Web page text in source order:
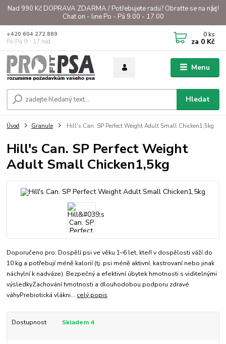
Nad 990 Kč DOPRAVA ZDARMA / Potřebujete radu? Obraťte se na nás!
Chat on - line Po - Pá 9.00 - 17.00
Menu
Hledat
+420 604 272 889
Po-Pá 9 - 17 hod.
0 ks
za 0 Kč
Úvod Granule Hill's Can. SP Perfect Weight Adult Small Chicken1,5kg
Hill's Can. SP Perfect Weight
Adult Small Chicken1,5kg
Doporučeno pro: Dospělí psi ve věku 1–6 let, kteří v dospělosti váží do
10 kg a potřebují méně kalorií (tj. psi méně aktivní, kastrovaní nebo jinak
náchylní k nadváze). Bezpečný a efektivní úbytek hmotnosti s viditelnými
výsledkyZachování hmotnosti a dlouhodobou podporu zdravé
váhyPrebiotická vlákni... celý popis
Dostupnost Skladem 4